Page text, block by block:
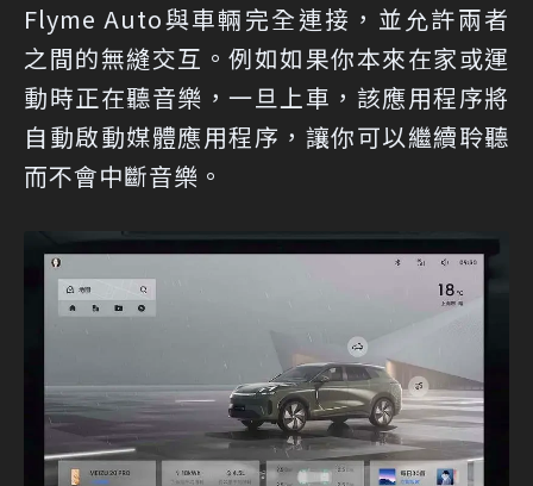
Flyme Auto與車輛完全連接，並允許兩者
之間的無縫交互。例如如果你本來在家或運
動時正在聽音樂，一旦上車，該應用程序將
自動啟動媒體應用程序，讓你可以繼續聆聽
而不會中斷音樂。